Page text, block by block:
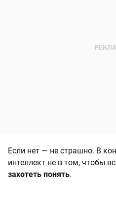
Если нет — не страшно. В
интеллект не в том, чтобы
захотеть понять.